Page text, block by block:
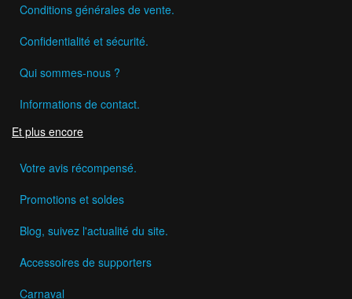
Conditions générales de vente.
Confidentialité et sécurité.
Qui sommes-nous ?
Informations de contact.
Et plus encore
Votre avis récompensé.
Promotions et soldes
Blog, suivez l'actualité du site.
Accessoires de supporters
Carnaval